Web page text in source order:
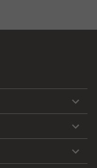
på fleksibilitet
butikkens
i højden, så du
Dette gør det
og tilgængeligt
i holdbare
daglig brug og de